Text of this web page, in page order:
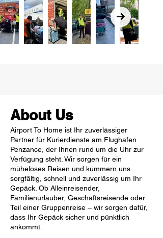
About Us
Airport To Home ist Ihr zuverlässiger
Partner für Kurierdienste am Flughafen
Penzance, der Ihnen rund um die Uhr zur
Verfügung steht. Wir sorgen für ein
müheloses Reisen und kümmern uns
sorgfältig, schnell und zuverlässig um Ihr
Gepäck. Ob Alleinreisender,
Familienurlauber, Geschäftsreisende oder
Teil einer Gruppenreise – wir sorgen dafür,
dass Ihr Gepäck sicher und pünktlich
ankommt.